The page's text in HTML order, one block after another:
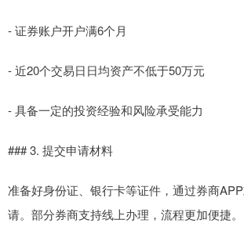
- 证券账户开户满6个月
- 近20个交易日日均资产不低于50万元
- 具备一定的投资经验和风险承受能力
### 3. 提交申请材料
准备好身份证、银行卡等证件，通过券商
请。部分券商支持线上办理，流程更加便捷。